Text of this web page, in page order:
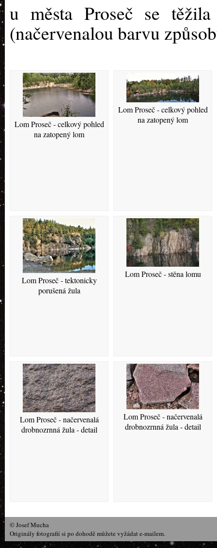
u města Proseč se
(načervenalou barvu
Lom Proseč - celkový pohled
na zatopený lom
Lom Proseč - celkový pohled
na zatopený lom
Lom Proseč - tektonicky
porušená žula
Lom Proseč - stěna lomu
Lom Proseč - načervenalá
drobnozrnná žula - detail
Lom Proseč - načervenalá
drobnozrnná žula - detail
© Josef Mucha
Originály fotografií si po dohodě můžete vyžádat e-mailem.